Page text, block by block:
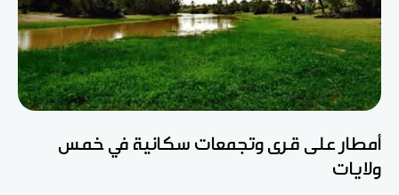
أمطار على قرى وتجمعات سكانية في خمس
ولايات